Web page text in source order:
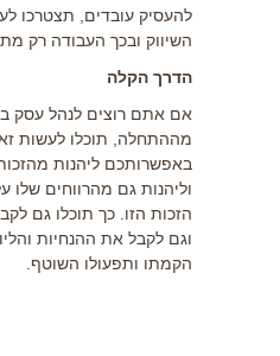
להעסיק עובדים, תצטרכו
השיווק ובכך העבודה רק
הדרך הקלה
אם אתם רוצים לנהל עסק
מההתחלה, תוכלו לעשות
באפשרותכם ליהנות
וליהנות גם מהרווחים שלו
הזכות הזו. כך תוכלו גם
וגם לקבל את ההנחיות
הקמתו ותפעולו השוטף.